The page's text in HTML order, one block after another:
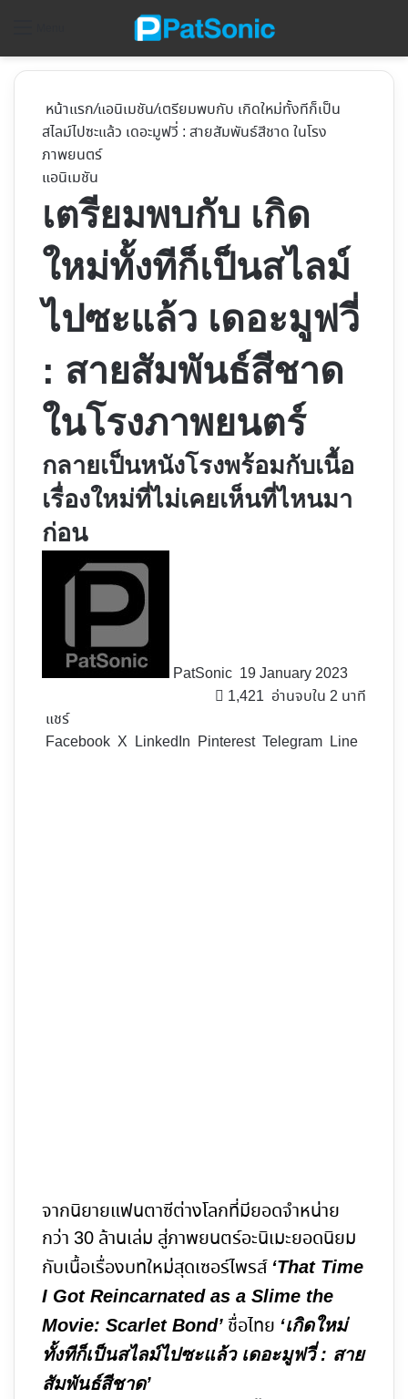
หน้าแรก/แอนิเมชัน/เตรียมพบกับ เกิดใหม่ทั้งทีก็เป็น
สไลม์ไปซะแล้ว เดอะมูฟวี่ : สายสัมพันธ์สีชาด ในโรง
ภาพยนตร์
แอนิเมชัน
เตรียมพบกับ เกิด
ใหม่ทั้งทีก็เป็นสไลม์
ไปซะแล้ว เดอะมูฟวี่
: สายสัมพันธ์สีชาด
ในโรงภาพยนตร์
กลายเป็นหนังโรงพร้อมกับเนื้อ
เรื่องใหม่ที่ไม่เคยเห็นที่ไหนมา
ก่อน
PatSonic 19 January 2023
1,421 อ่านจบใน 2 นาที
แชร์
Facebook X LinkedIn Pinterest Telegram Line
จากนิยายแฟนตาซีต่างโลกที่มียอดจำหน่าย
กว่า 30 ล้านเล่ม สู่ภาพยนตร์อะนิเมะยอดนิยม
กับเนื้อเรื่องบทใหม่สุดเซอร์ไพรส์ ‘That Time
I Got Reincarnated as a Slime the
Movie: Scarlet Bond’ ชื่อไทย ‘เกิดใหม่
ทั้งทีก็เป็นสไลม์ไปซะแล้ว เดอะมูฟวี่ : สาย
สัมพันธ์สีชาด’